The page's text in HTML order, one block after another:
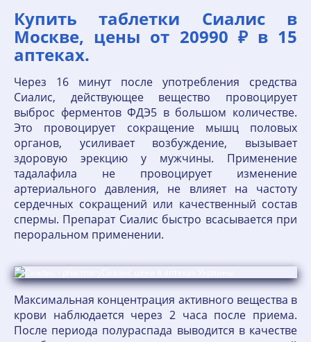
Купить таблетки Сиалис в
Москве, цены от 20990 ₽ в 15
аптеках.
Через 16 минут после употребления средства
Сиалис, действующее вещество провоцирует
выброс ферментов ФДЭ5 в большом количестве.
Это провоцирует сокращение мышц половых
органов, усиливает возбуждение, вызывает
здоровую эрекцию у мужчины. Применение
тадалафила не провоцирует изменение
артериального давления, не влияет на частоту
сердечных сокращений или качественный состав
спермы. Препарат Сиалис быстро всасывается при
пероральном применении.
Максимальная концентрация активного вещества в
крови наблюдается через 2 часа после приема.
После периода полураспада выводится в качестве